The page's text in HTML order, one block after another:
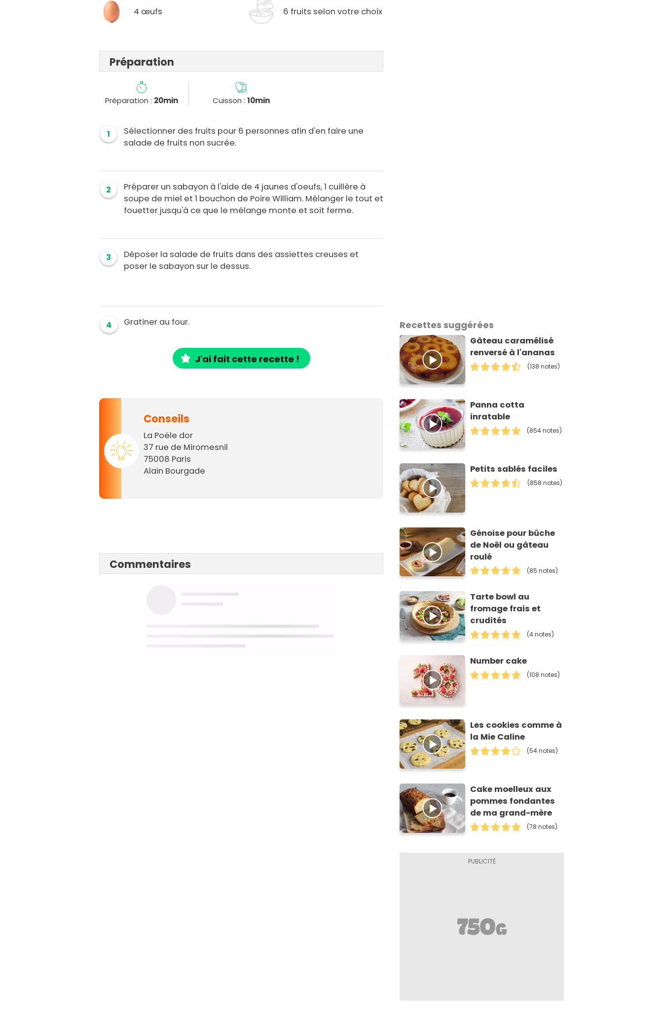
4 œufs 6 fruits selon votre choix
Préparation
Préparation : 20min Cuisson :10min
1
Sélectionner des fruits pour 6 personnes afin d'en faire une
salade de fruits non sucrée.
2
Préparer un sabayon à l'aide de 4 jaunes d'oeufs, 1 cuillère à
soupe de miel et 1 bouchon de Poire William. Mélanger le tout et
fouetter jusqu'à ce que le mélange monte et soit ferme.
3
Déposer la salade de fruits dans des assiettes creuses et
poser le sabayon sur le dessus.
4 Gratiner au four.
J'ai fait cette recette !
Conseils
La Poële dor
37 rue de Miromesnil
75008 Paris
Alain Bourgade
Commentaires
Recettes suggérées
Gâteau caramélisé
renversé à l'ananas
(138 notes)
Panna cotta
inratable
(854 notes)
Petits sablés faciles
(858 notes)
Génoise pour bûche
de Noël ou gâteau
roulé
(85 notes)
Tarte bowl au
fromage frais et
crudités
(4 notes)
Number cake
(108 notes)
Les cookies comme à
la Mie Caline
(54 notes)
Cake moelleux aux
pommes fondantes
de ma grand-mère
(78 notes)